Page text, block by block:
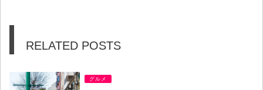
RELATED POSTS
グルメ